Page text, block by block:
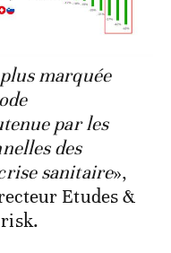
marquée
par les
des
sanitaire»,
Etudes &